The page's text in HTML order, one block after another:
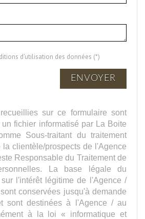
d'utilisation des données (*)
ENVOYER
sur ce formulaire sont
fichier informatisé par La Boite
Sous-traitant du traitement
clientèle/prospects de l'Agence
Responsable du Traitement de
La base légale du
l'intérêt légitime de l'Agence /
conservées jusqu'à demande
sont destinées à l'Agence / au
à la loi « informatique et